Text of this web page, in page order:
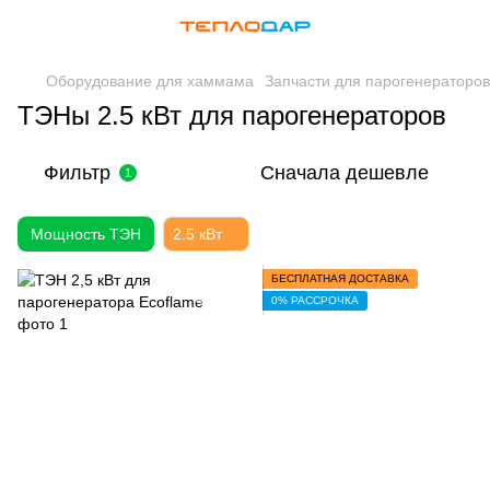
Оборудование для хаммама Запчасти для
ТЭНы 2.5 кВт для парогенераторов
Фильтр 1 Сначала дешевле
Мощность ТЭН 2.5 кВт
БЕСПЛАТНАЯ ДОСТАВКА
0% РАССРОЧКА